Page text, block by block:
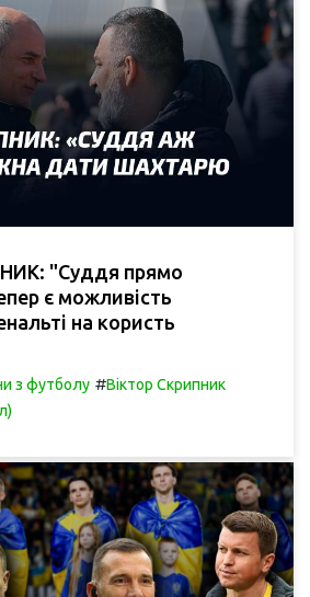
"Суддя прямо
є можливість
на користь
з футболу #Віктор Скрипник